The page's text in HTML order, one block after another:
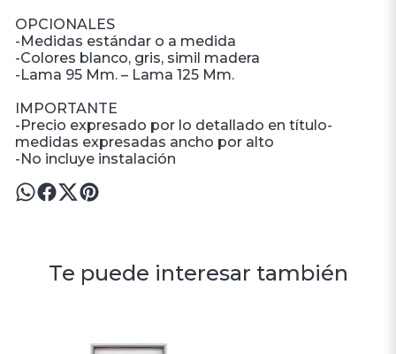
OPCIONALES
-Medidas estándar o a medida
-Colores blanco, gris, simil madera
-Lama 95 Mm. – Lama 125 Mm.
IMPORTANTE
-Precio expresado por lo detallado en título-
medidas expresadas ancho por alto
-No incluye instalación
Te puede interesar también